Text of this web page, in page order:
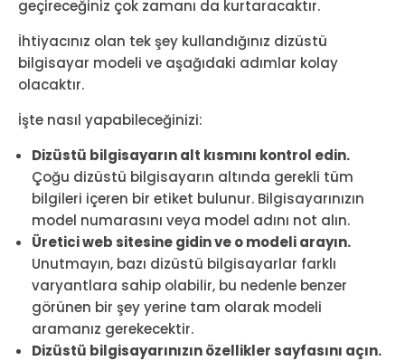
geçireceğiniz çok zamanı da kurtaracaktır.
İhtiyacınız olan tek şey kullandığınız dizüstü
bilgisayar modeli ve aşağıdaki adımlar kolay
olacaktır.
İşte nasıl yapabileceğinizi:
Dizüstü bilgisayarın alt kısmını kontrol edin.
Çoğu dizüstü bilgisayarın altında gerekli tüm
bilgileri içeren bir etiket bulunur. Bilgisayarınızın
model numarasını veya model adını not alın.
Üretici web sitesine gidin ve o modeli arayın.
Unutmayın, bazı dizüstü bilgisayarlar farklı
varyantlara sahip olabilir, bu nedenle benzer
görünen bir şey yerine tam olarak modeli
aramanız gerekecektir.
Dizüstü bilgisayarınızın özellikler sayfasını açın.